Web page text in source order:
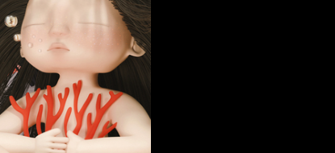
Aleksandra Kalenskaya